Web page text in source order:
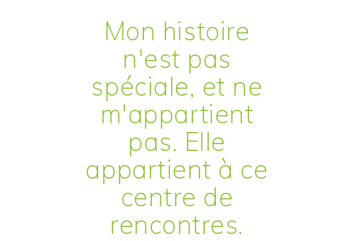
Mon histoire
n'est pas
spéciale, et ne
m'appartient
pas. Elle
appartient à ce
centre de
rencontres.